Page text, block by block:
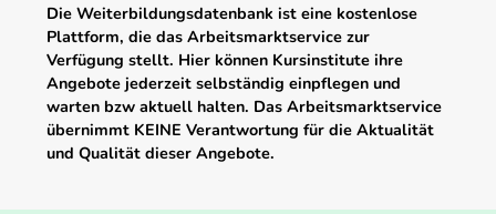
Die Weiterbildungsdatenbank ist eine kostenlose
Plattform, die das Arbeitsmarktservice zur
Verfügung stellt. Hier können Kursinstitute ihre
Angebote jederzeit selbständig einpflegen und
warten bzw aktuell halten. Das Arbeitsmarktservice
übernimmt KEINE Verantwortung für die Aktualität
und Qualität dieser Angebote.